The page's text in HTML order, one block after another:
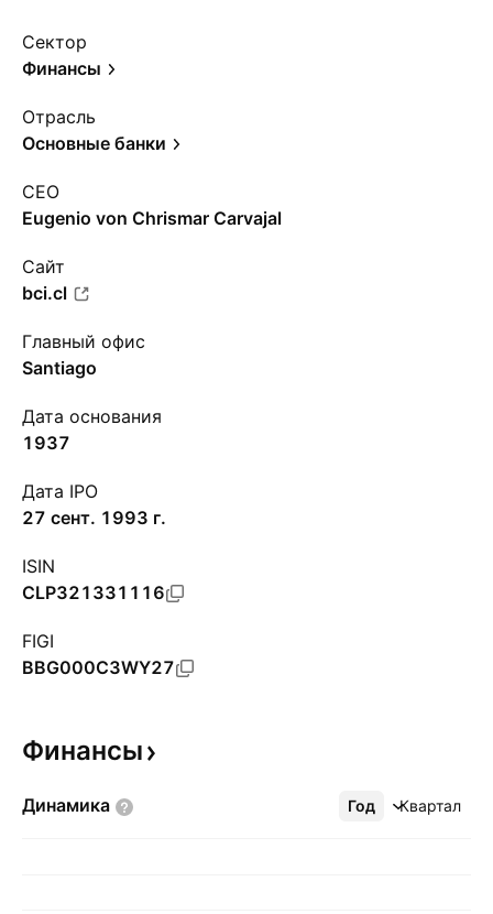
Сектор
Финансы
Отрасль
Основные банки
CEO
Eugenio von Chrismar Carvajal
Сайт
bci.cl
Главный офис
Santiago
Дата основания
1937
Дата IPO
27 сент. 1993 г.
ISIN
CLP321331116
FIGI
BBG000C3WY27
Финансы
Динамика Год Квартал
Ещё